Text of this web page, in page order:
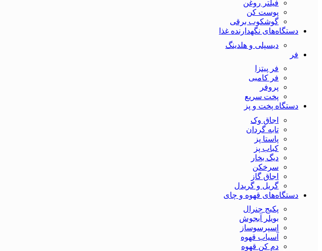
فیلتر روغن
پوست کن
گوشکوب برقی
دستگاه‌های نگهدارنده غذا
دیسپلی و هلدینگ
فر
فر پیتزا
فر کامبی
پروفر
پخت سریع
دستگاه‌ پخت و پز
اجاق وک
تابه گردان
پاستا پز
کباب پز
دیگ بخار
سرخکن
اجاق گاز
گریل و گریدل
دستگاه‌های قهوه و چای
پکیج جنرال
بویلر آبجوش
اسپرسوساز
آسیاب قهوه
دم کن قهوه